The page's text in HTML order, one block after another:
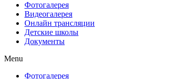
Фотогалерея
Видеогалерея
Онлайн трансляции
Детские школы
Документы
Menu
Фотогалерея